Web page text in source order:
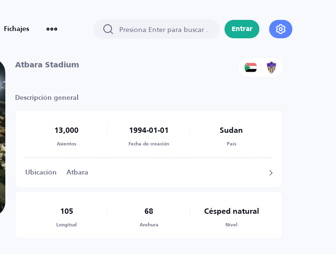
Fichajes Entrar
Atbara Stadium
Descripción general
13,000
Asientos
1994-01-01
Fecha de creación
Sudan
País
Ubicación Atbara
105
Longitud
68
Anchura
Césped natural
Nivel